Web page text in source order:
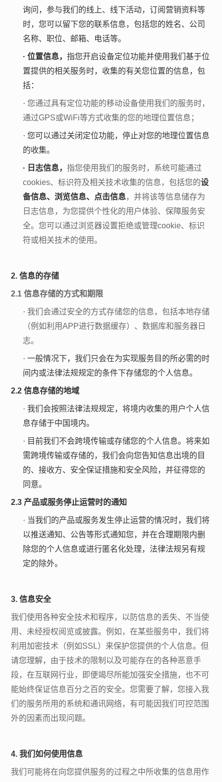
询问，参与我们的线上、线下活动，订阅营销资料等
时，您可以留下您的联系信息，包括您的姓名、公司
名称、职位、邮箱、电话等。
·位置信息，指您开启设备定位功能并使用我们基于位
置提供的相关服务时，收集的有关您位置的信息，包
括：
·您通过具有定位功能的移动设备使用我们的服务时，
通过GPS或WiFi等方式收集的您的地理位置信息；
·您可以通过关闭定位功能，停止对您的地理位置信息
的收集。
· 日志信息，指您使用我们的服务时，系统可能通过
cookies、标识符及相关技术收集的信息，包括您的设
备信息、浏览信息、点击信息，并将该等信息储存为
日志信息，为您提供个性化的用户体验、保障服务安
全。您可以通过浏览器设置拒绝或管理cookie、标识
符或相关技术的使用。
2. 信息的存储
2.1 信息存储的方式和期限
·我们会通过安全的方式存储您的信息，包括本地存储
（例如利用APP进行数据缓存）、数据库和服务器日
志。
·一般情况下，我们只会在为实现服务目的所必需的时
间内或法律法规规定的条件下存储您的个人信息。
2.2 信息存储的地域
·我们会按照法律法规规定，将境内收集的用户个人信
息存储于中国境内。
· 目前我们不会跨境传输或存储您的个人信息。将来如
需跨境传输或存储的，我们会向您告知信息出境的目
的、接收方、安全保证措施和安全风险，并征得您的
同意。
2.3 产品或服务停止运营时的通知
· 当我们的产品或服务发生停止运营的情况时，我们将
以推送通知、公告等形式通知您，并在合理期限内删
除您的个人信息或进行匿名化处理，法律法规另有规
定的除外。
3. 信息安全
我们使用各种安全技术和程序，以防信息的丢失、不当使
用、未经授权阅览或披露。例如，在某些服务中，我们将
利用加密技术（例如SSL）来保护您提供的个人信息。但
请您理解，由于技术的限制以及可能存在的各种恶意手
段，在互联网行业，即便竭尽所能加强安全措施，也不可
能始终保证信息百分之百的安全。您需要了解，您接入我
们的服务所用的系统和通讯网络，有可能因我们可控范围
外的因素而出现问题。
4. 我们如何使用信息
我们可能将在向您提供服务的过程之中所收集的信息用作